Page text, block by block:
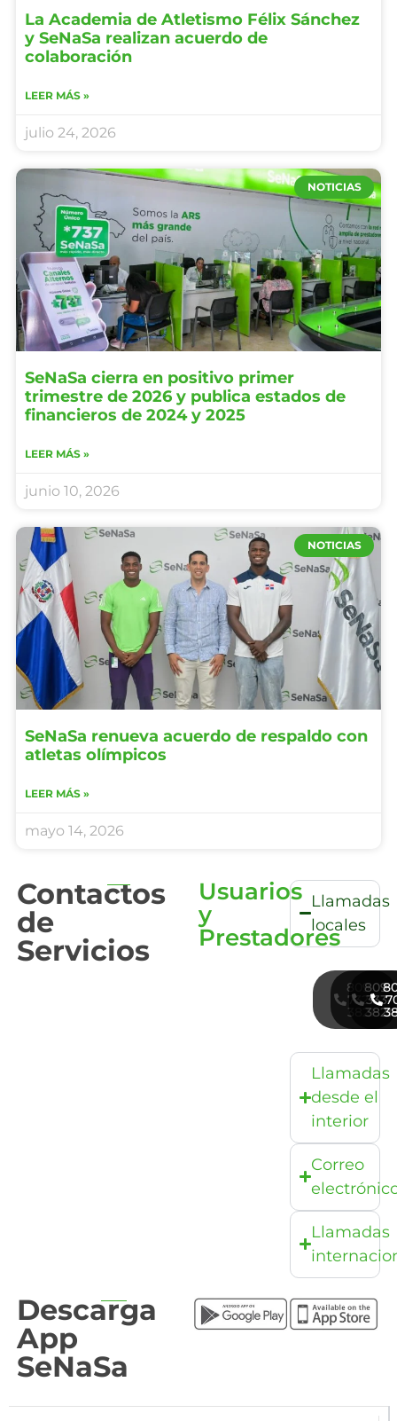
La Academia de Atletismo Félix Sánchez
y SeNaSa realizan acuerdo de
colaboración
LEER MÁS »
julio 24, 2026
NOTICIAS
SeNaSa cierra en positivo primer
trimestre de 2026 y publica estados de
financieros de 2024 y 2025
LEER MÁS »
junio 10, 2026
NOTICIAS
SeNaSa renueva acuerdo de respaldo con
atletas olímpicos
LEER MÁS »
mayo 14, 2026
Contactos
de
Servicios
Usuarios
y
Prestadores
Llamadas
locales
809-
732-
3821
809-
333-
3821
Llamadas
desde el
interior
Correo
Llamadas
Descarga
App
SeNaSa